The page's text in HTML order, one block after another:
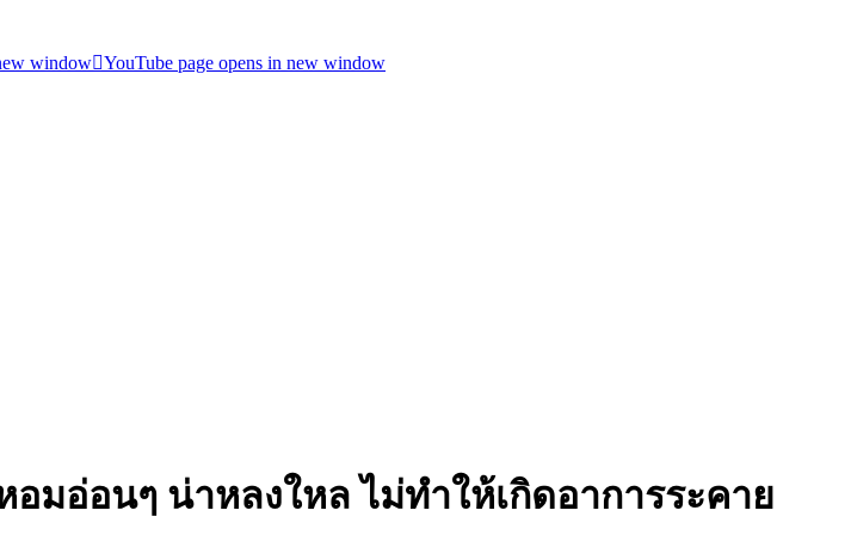
window YouTube page opens in new window
มอ่อนๆ น่าหลงใหล ไม่ทำให้เกิดอาการระคาย